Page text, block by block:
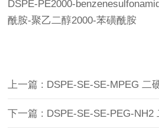
DSPE-PE2000-
酰胺-聚乙二醇2000-苯磺酰胺